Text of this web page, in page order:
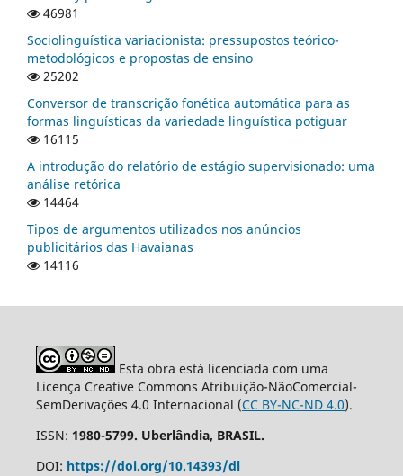
46981
Sociolinguística variacionista: pressupostos teórico-
metodológicos e propostas de ensino
25202
Conversor de transcrição fonética automática para as
formas linguísticas da variedade linguística potiguar
16115
A introdução do relatório de estágio supervisionado: uma
análise retórica
14464
Tipos de argumentos utilizados nos anúncios
publicitários das Havaianas
14116
Esta obra está licenciada com uma
Licença Creative Commons Atribuição-NãoComercial-
SemDerivações 4.0 Internacional (CC BY-NC-ND 4.0).
ISSN: 1980-5799. Uberlândia, BRASIL.
DOI: https://doi.org/10.14393/dl